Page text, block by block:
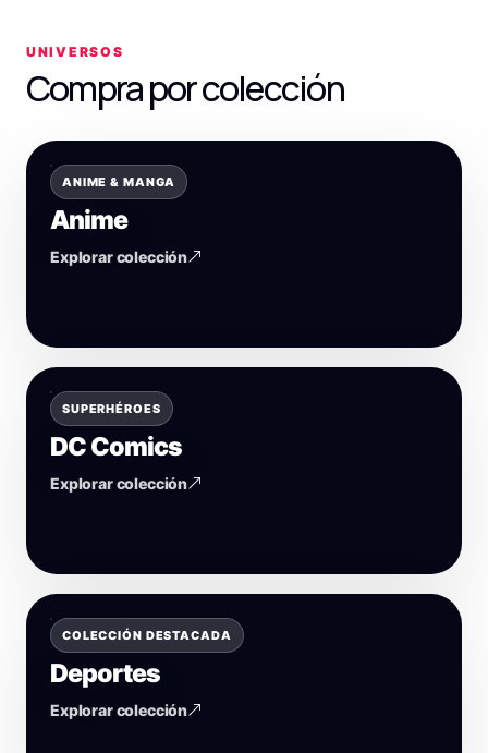
UNIVERSOS
Compra por colección
ANIME & MANGA
Anime
Explorar colección
SUPERHÉROES
DC Comics
Explorar colección
COLECCIÓN DESTACADA
Deportes
Explorar colección